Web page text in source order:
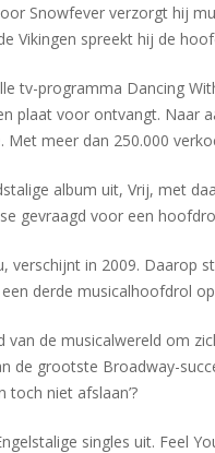
Snowfever verzorgt hij
Vikingen spreekt hij de
tv-programma Dancing
plaat voor ontvangt. Naar
meer dan 250.000
album uit, Vrij, met
gevraagd voor een
verschijnt in 2009. Daarop
derde musicalhoofdrol
de musicalwereld om
de grootste Broadway-
toch niet afslaan’?
singles uit. Feel